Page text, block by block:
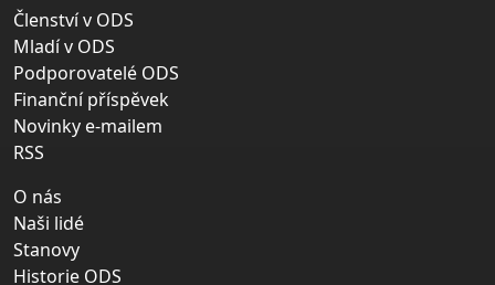
Členství v ODS
Mladí v ODS
Podporovatelé ODS
Finanční příspěvek
Novinky e-mailem
RSS
O nás
Naši lidé
Stanovy
Historie ODS